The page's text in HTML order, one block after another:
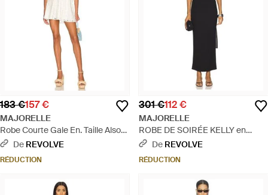
183 €157 €
MAJORELLE
Robe Courte Gale En. Taille Also
En S, Xxs, Xs, M, Xl - Blanc
De REVOLVE
RÉDUCTION
301 €112 €
MAJORELLE
ROBE DE SOIRÉE KELLY en
Black - Noir
De REVOLVE
RÉDUCTION